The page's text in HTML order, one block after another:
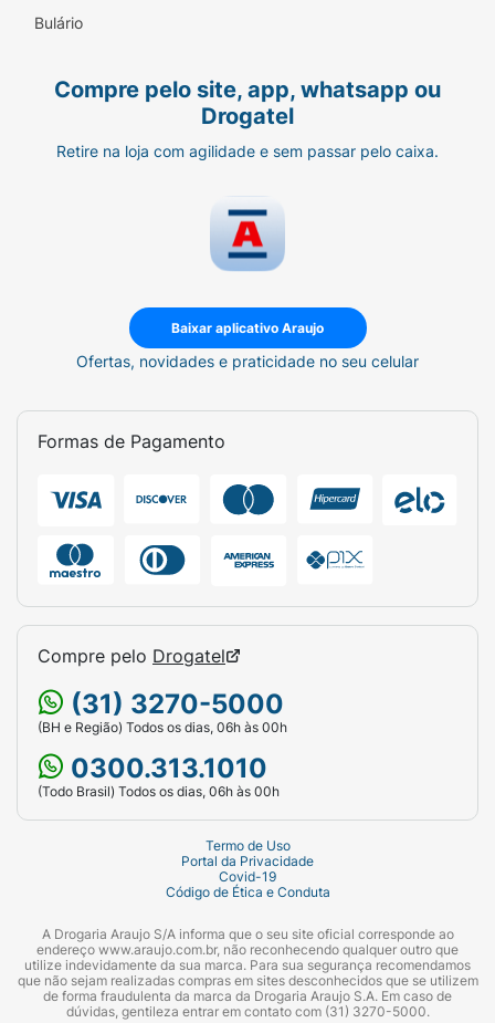
Bulário
Compre pelo site, app, whatsapp ou
Drogatel
Retire na loja com agilidade e sem passar pelo caixa.
Baixar aplicativo Araujo
Ofertas, novidades e praticidade no seu celular
Formas de Pagamento
Compre pelo Drogatel
(31) 3270-5000
(BH e Região) Todos os dias, 06h às 00h
0300.313.1010
(Todo Brasil) Todos os dias, 06h às 00h
Termo de Uso
Portal da Privacidade
Covid-19
Código de Ética e Conduta
A Drogaria Araujo S/A informa que o seu site oficial corresponde ao
endereço www.araujo.com.br, não reconhecendo qualquer outro que
utilize indevidamente da sua marca. Para sua segurança recomendamos
que não sejam realizadas compras em sites desconhecidos que se utilizem
de forma fraudulenta da marca da Drogaria Araujo S.A. Em caso de
dúvidas, gentileza entrar em contato com (31) 3270-5000.